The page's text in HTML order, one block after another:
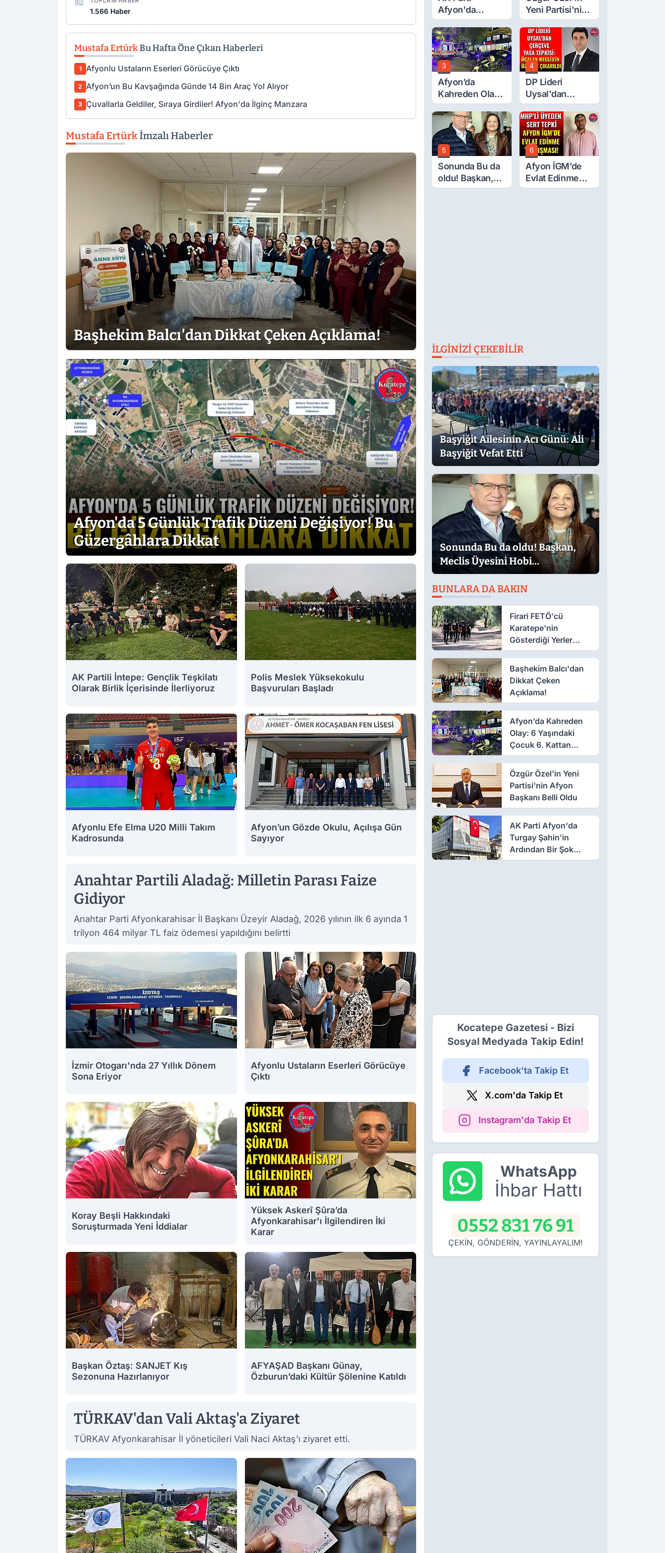
1.566 Haber
Mustafa ErtürkBu Hafta Öne Çıkan Haberleri
1 Afyonlu Ustaların Eserleri Görücüye Çıktı
2 Afyon’un Bu Kavşağında Günde 14 Bin Araç Yol Alıyor
3 Çuvallarla Geldiler, Sıraya Girdiler! Afyon'da İlginç Manzara
Mustafa Ertürkİmzalı Haberler
Başhekim Balcı'dan Dikkat Çeken Açıklama!
Afyon'da 5 Günlük Trafik Düzeni Değişiyor! Bu
Güzergâhlara Dikkat
AK Partili İntepe: Gençlik Teşkilatı
Olarak Birlik İçerisinde İlerliyoruz
Polis Meslek Yüksekokulu
Başvuruları Başladı
Afyonlu Efe Elma U20 Milli Takım
Kadrosunda
Afyon’un Gözde Okulu, Açılışa Gün
Sayıyor
Anahtar Partili Aladağ: Milletin Parası Faize
Gidiyor
Anahtar Parti Afyonkarahisar İl Başkanı Üzeyir Aladağ, 2026 yılının ilk 6 ayında 1
trilyon 464 milyar TL faiz ödemesi yapıldığını belirtti
İzmir Otogarı'nda 27 Yıllık Dönem
Sona Eriyor
Afyonlu Ustaların Eserleri Görücüye
Çıktı
Koray Beşli Hakkındaki
Soruşturmada Yeni İddialar
Yüksek Askerî Şûra’da
Afyonkarahisar'ı İlgilendiren İki
Karar
Başkan Öztaş: SANJET Kış
Sezonuna Hazırlanıyor
AFYAŞAD Başkanı Günay,
Özburun’daki Kültür Şölenine Katıldı
TÜRKAV'dan Vali Aktaş'a Ziyaret
TÜRKAV Afyonkarahisar İl yöneticileri Vali Naci Aktaş'ı ziyaret etti.
Afyon'da
Turgay Şahin'in
Ardından Bir
Şok Daha!
Yeni Partisi'nin
Afyon Başkanı
Belli Oldu
3
Afyon’da
Kahreden Olay:
6 Yaşındaki
Çocuk 6. Kattan
Düştü
4
DP Lideri
Uysal'dan
Çerçeve Yasa
Tepkisi: Öcalan
Meclis'in
Üzerine Çıkarıldı
5
Sonunda Bu da
oldu! Başkan,
Meclis Üyesini
6
Afyon İGM’de
Evlat Edinme
Tartışması!
İLGINIZI ÇEKEBILIR
Başyiğit Ailesinin Acı Günü: Ali
Başyiğit Vefat Etti
Sonunda Bu da oldu! Başkan,
Meclis Üyesini Hobi
Bahçesinden Attırdı
BUNLARA DA BAKIN
Firari FETÖ'cü
Karatepe'nin
Gösterdiği Yerler
Didik Didik Aranıyor
Başhekim Balcı'dan
Dikkat Çeken
Açıklama!
Afyon’da Kahreden
Olay: 6 Yaşındaki
Çocuk 6. Kattan
Düştü
Özgür Özel'in Yeni
Partisi'nin Afyon
Başkanı Belli Oldu
AK Parti Afyon'da
Turgay Şahin'in
Ardından Bir Şok
Daha!
Kocatepe Gazetesi - Bizi
Sosyal Medyada Takip Edin!
Facebook'ta Takip Et
X.com'da Takip Et
Instagram'da Takip Et
WhatsApp
İhbar Hattı
0552 831 76 91
ÇEKİN, GÖNDERİN, YAYINLAYALIM!